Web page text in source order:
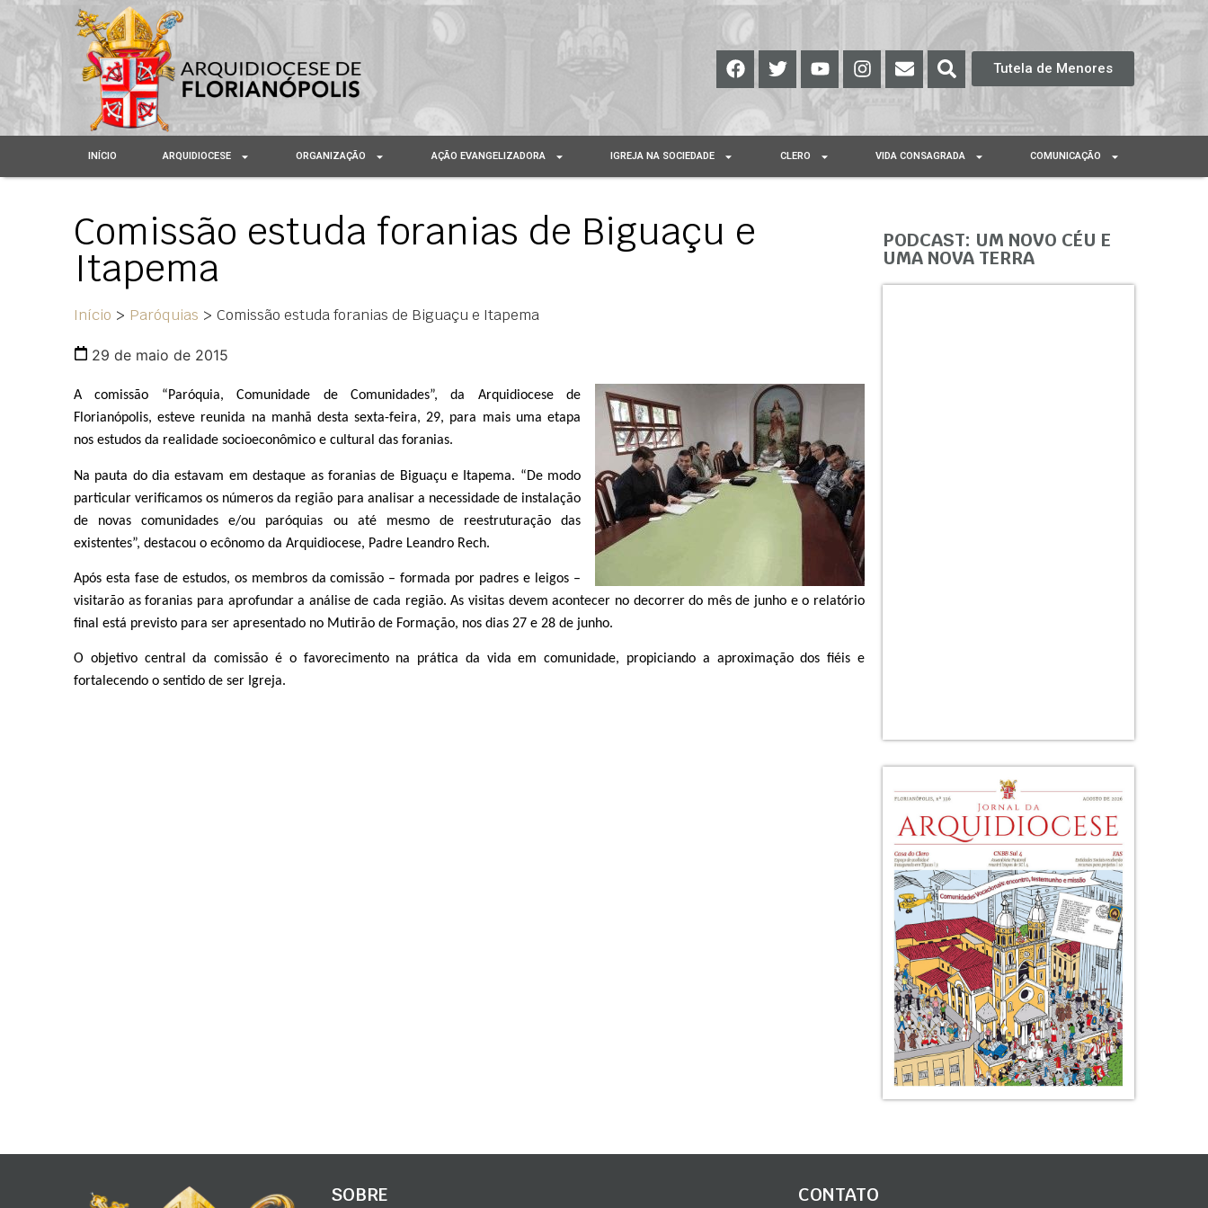
Tutela de Menores
INÍCIO ARQUIDIOCESE ORGANIZAÇÃO AÇÃO EVANGELIZADORA IGREJA NA SOCIEDADE CLERO VIDA CONSAGRADA COMUNICAÇÃO
Comissão estuda foranias de Biguaçu e
Itapema
Início > Paróquias > Comissão estuda foranias de Biguaçu e Itapema
29 de maio de 2015
A comissão “Paróquia, Comunidade de Comunidades”, da Arquidiocese de
Florianópolis, esteve reunida na manhã desta sexta-feira, 29, para mais uma etapa
nos estudos da realidade socioeconômico e cultural das foranias.
Na pauta do dia estavam em destaque as foranias de Biguaçu e Itapema. “De modo
particular verificamos os números da região para analisar a necessidade de instalação
de novas comunidades e/ou paróquias ou até mesmo de reestruturação das
existentes”, destacou o ecônomo da Arquidiocese, Padre Leandro Rech.
Após esta fase de estudos, os membros da comissão – formada por padres e leigos –
visitarão as foranias para aprofundar a análise de cada região. As visitas devem acontecer no decorrer do mês de junho e o relatório
final está previsto para ser apresentado no Mutirão de Formação, nos dias 27 e 28 de junho.
O objetivo central da comissão é o favorecimento na prática da vida em comunidade, propiciando a aproximação dos fiéis e
fortalecendo o sentido de ser Igreja.
PODCAST: UM NOVO CÉU E
UMA NOVA TERRA
SOBRE CONTATO